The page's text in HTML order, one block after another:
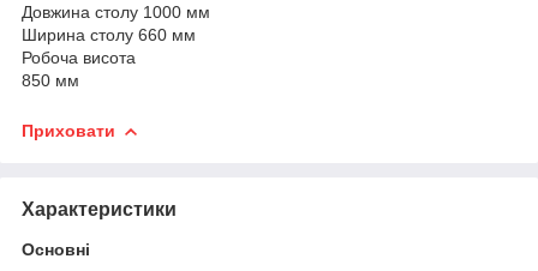
Довжина столу 1000 мм
Ширина столу 660 мм
Робоча висота
850 мм
Приховати
Характеристики
Основні